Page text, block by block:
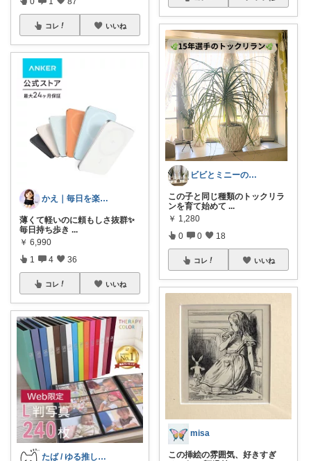
コレ いいね
かえ｜毎日を楽しむ
薄くて軽いのに頼もしさ抜群✨
毎日持ち歩き ...
￥ 6,990
1 4 36
コレ いいね
たば / ゆる推し活の民
ビビとミニーのお気に入り🐾
この子と同じ種類のトックリラ
ンを育て始めて ...
￥ 1,280
0 0 18
コレ いいね
misa
この挿絵の雰囲気、好きすぎ